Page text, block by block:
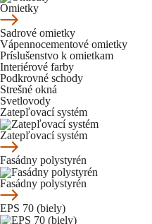
Omietky
Sadrové omietky
Vápennocementové omietky
Príslušenstvo k omietkam
Interiérové farby
Podkrovné schody
Strešné okná
Svetlovody
Zatepľovací systém
Zatepľovací systém
Fasádny polystyrén
Fasádny polystyrén
EPS 70 (biely)